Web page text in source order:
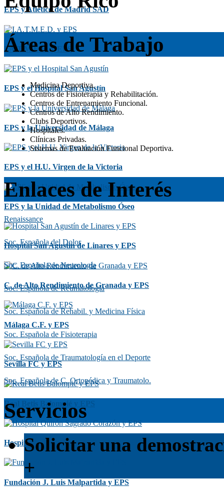
EPS y Atlético de Madrid SAD
I.A.T.M.E.D. y EPS
EPS y el Hospital San Agustín
EPS y la Universidad de Málaga
EPS y el H.U. Virgen de la Victoria
EPS y la Unidad de Metabolismo Óseo
Hospital San Agustín de Linares y EPS
C. de Alto Rendimiento de Granada y EPS
Málaga C.F. y EPS
Sevilla FC y EPS
Real Betis Balompié y EPS
Hospital Quirón Sagrado Corazón y EPS
Fundación J. Luis Malpartida y EPS
Áreas de Trabajo
Medicina Deportiva.
Centros de Fisioterapia y Rehabilitación.
Centros de Entrenamiento Funcional.
Centros de Alto Rendimiento.
Clubs Deportivos.
Hospitales.
Clínicas Privadas.
Sistemas de Evaluación Funcional Deportiva.
Enlaces de Interés
Renaissance
Soc. Española del Dolor
Soc. Española de Neurología
Soc. Española de Reumatología
Soc. Española de Rehabil. y Medicina Física
Soc. Española de Fisioterapia
Soc. Española de Traumatología en el Deporte
Soc. Española de C. Ortopédica y Traumatolo.
Servicios
Solicitar una
+